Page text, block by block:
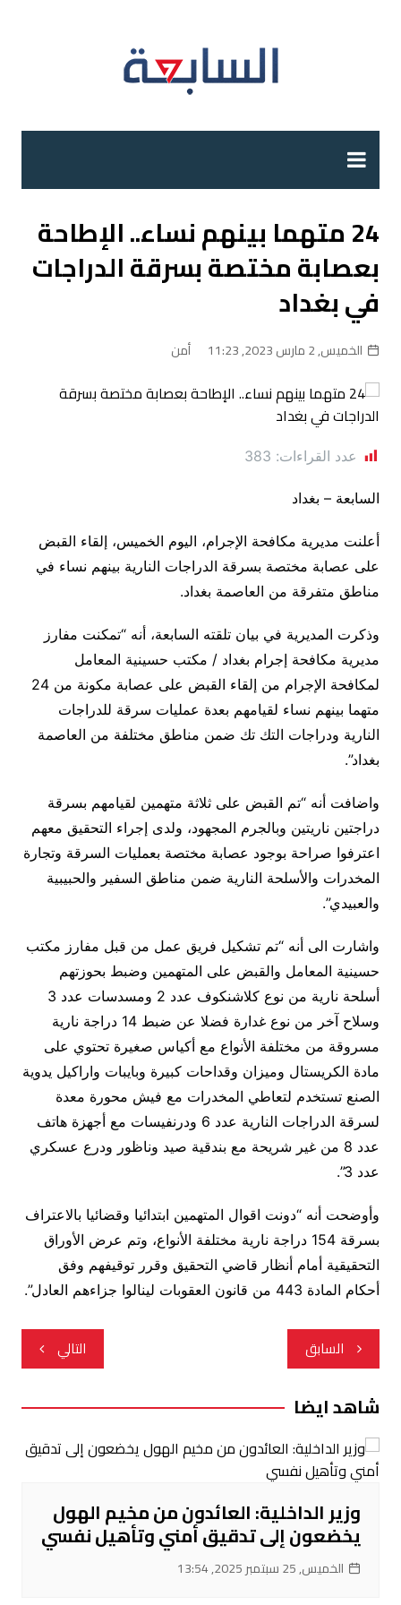
24 متهما بينهم نساء.. الإطاحة
بعصابة مختصة بسرقة الدراجات
في بغداد
الخميس, 2 مارس 2023, 11:23 أمن
عدد القراءات: 383
السابعة – بغداد
أعلنت مديرية مكافحة الإجرام، اليوم الخميس، إلقاء القبض
على عصابة مختصة بسرقة الدراجات النارية بينهم نساء في
مناطق متفرقة من العاصمة بغداد.
وذكرت المديرية في بيان تلقته السابعة، أنه “تمكنت مفارز
مديرية مكافحة إجرام بغداد / مكتب حسينية المعامل
لمكافحة الإجرام من إلقاء القبض على عصابة مكونة من 24
متهما بينهم نساء لقيامهم بعدة عمليات سرقة للدراجات
النارية ودراجات التك تك ضمن مناطق مختلفة من العاصمة
بغداد”.
واضافت أنه “تم القبض على ثلاثة متهمين لقيامهم بسرقة
دراجتين ناريتين وبالجرم المجهود، ولدى إجراء التحقيق معهم
اعترفوا صراحة بوجود عصابة مختصة بعمليات السرقة وتجارة
المخدرات والأسلحة النارية ضمن مناطق السفير والحبيبية
والعبيدي”.
واشارت الى أنه “تم تشكيل فريق عمل من قبل مفارز مكتب
حسينية المعامل والقبض على المتهمين وضبط بحوزتهم
أسلحة نارية من نوع كلاشنكوف عدد 2 ومسدسات عدد 3
وسلاح آخر من نوع غدارة فضلا عن ضبط 14 دراجة نارية
مسروقة من مختلفة الأنواع مع أكياس صغيرة تحتوي على
مادة الكريستال وميزان وقداحات كبيرة وبايبات واراكيل يدوية
الصنع تستخدم لتعاطي المخدرات مع فيش محورة معدة
لسرقة الدراجات النارية عدد 6 ودرنفيسات مع أجهزة هاتف
عدد 8 من غير شريحة مع بندقية صيد وناظور ودرع عسكري
عدد 3”.
وأوضحت أنه “دونت اقوال المتهمين ابتدائيا وقضائيا بالاعتراف
بسرقة 154 دراجة نارية مختلفة الأنواع، وتم عرض الأوراق
التحقيقية أمام أنظار قاضي التحقيق وقرر توقيفهم وفق
أحكام المادة 443 من قانون العقوبات لينالوا جزاءهم العادل”.
تصفّح
المقالات
السابق التالي
شاهد ايضا
وزير الداخلية: العائدون من مخيم الهول
يخضعون إلى تدقيق أمني وتأهيل نفسي
الخميس, 25 سبتمبر 2025, 13:54